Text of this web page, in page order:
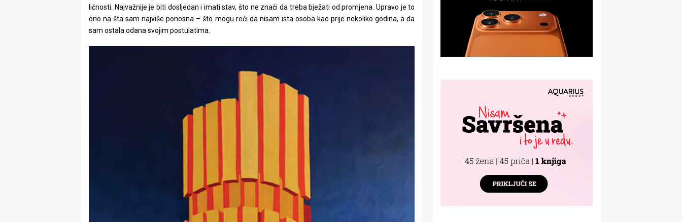
ličnosti. Najvažnije je biti dosljedan i imati stav, što ne znači da treba bježati od promjena. Upravo je to
ono na šta sam najviše ponosna – što mogu reći da nisam ista osoba kao prije nekoliko godina, a da
sam ostala odana svojim postulatima.